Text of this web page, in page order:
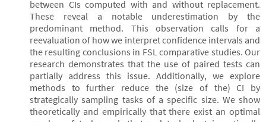
between CIs computed with and without replacement.
These reveal a notable underestimation by the
predominant method. This observation calls for a
reevaluation of how we interpret confidence intervals and
the resulting conclusions in FSL comparative studies. Our
research demonstrates that the use of paired tests can
partially address this issue. Additionally, we explore
methods to further reduce the (size of the) CI by
strategically sampling tasks of a specific size. We show
theoretically and empirically that there exist an optimal